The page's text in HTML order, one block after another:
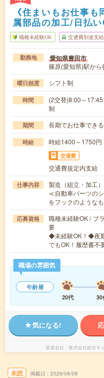
《住まいもお仕事
属部品の加工/日払
職種未経験OK 交通費別途支給
勤務地 愛知県豊田市
篠原(愛知県)駅か
曜日頻度 シフト制
時間
(2交替)8:00～
制
期間 長期でお仕事でき
時給 時給1400～1750
交通費
交通費規定内支給
仕事内容
製造（組立・加工）
≪自動車パーツの
をフックのような
応募資格
職種未経験OK / ブ
要
◆未経験OK！◆夜
でもOK！履歴書
職場の雰囲気
年齢層
20代
30
気になる!
派遣会社 株式会社綜合キ
未読 掲載日 2026/08/08